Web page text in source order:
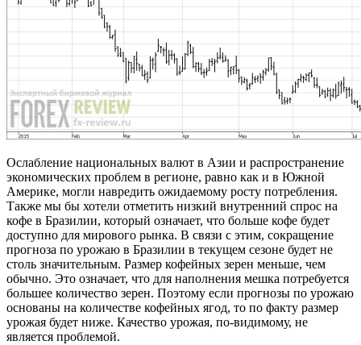
Ослабление национальных валют в Азии и распространение
экономических проблем в регионе, равно как и в Южной
Америке, могли навредить ожидаемому росту потребления.
Также мы бы хотели отметить низкий внутренний спрос на
кофе в Бразилии, который означает, что больше кофе будет
доступно для мирового рынка. В связи с этим, сокращение
прогноза по урожаю в Бразилии в текущем сезоне будет не
столь значительным. Размер кофейных зерен меньше, чем
обычно. Это означает, что для наполнения мешка потребуется
большее количество зерен. Поэтому если прогнозы по урожаю
основаны на количестве кофейных ягод, то по факту размер
урожая будет ниже. Качество урожая, по-видимому, не
является проблемой.